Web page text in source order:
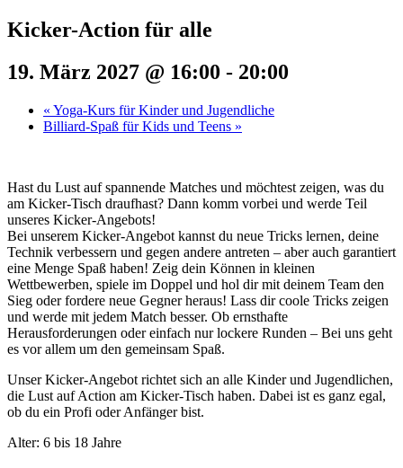
Kicker-Action für alle
19. März 2027 @ 16:00 - 20:00
« Yoga-Kurs für Kinder und Jugendliche
Billiard-Spaß für Kids und Teens »
Hast du Lust auf spannende Matches und möchtest zeigen, was du
am Kicker-Tisch draufhast? Dann komm vorbei und werde Teil
unseres Kicker-Angebots!
Bei unserem Kicker-Angebot kannst du neue Tricks lernen, deine
Technik verbessern und gegen andere antreten – aber auch garantiert
eine Menge Spaß haben! Zeig dein Können in kleinen
Wettbewerben, spiele im Doppel und hol dir mit deinem Team den
Sieg oder fordere neue Gegner heraus! Lass dir coole Tricks zeigen
und werde mit jedem Match besser. Ob ernsthafte
Herausforderungen oder einfach nur lockere Runden – Bei uns geht
es vor allem um den gemeinsam Spaß.
Unser Kicker-Angebot richtet sich an alle Kinder und Jugendlichen,
die Lust auf Action am Kicker-Tisch haben. Dabei ist es ganz egal,
ob du ein Profi oder Anfänger bist.
Alter: 6 bis 18 Jahre